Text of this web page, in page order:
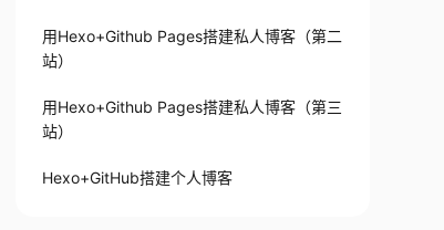
用Hexo+Github Pages搭建私人博客（第二
站）
用Hexo+Github Pages搭建私人博客（第三
站）
Hexo+GitHub搭建个人博客